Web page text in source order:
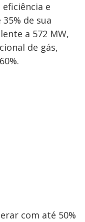
e
de sua
a 572 MW,
de gás,
com até 50%